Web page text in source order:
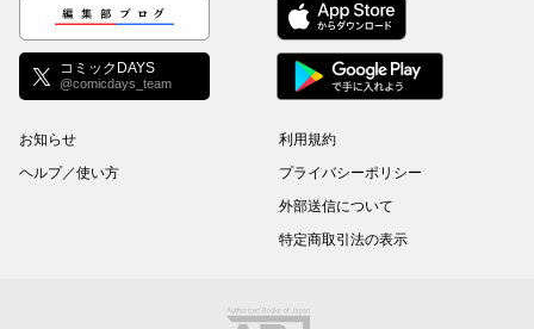
編集部ブログ
コミックDAYS
@comicdays_team
お知らせ
ヘルプ／使い方
利用規約
プライバシーポリシー
外部送信について
特定商取引法の表示